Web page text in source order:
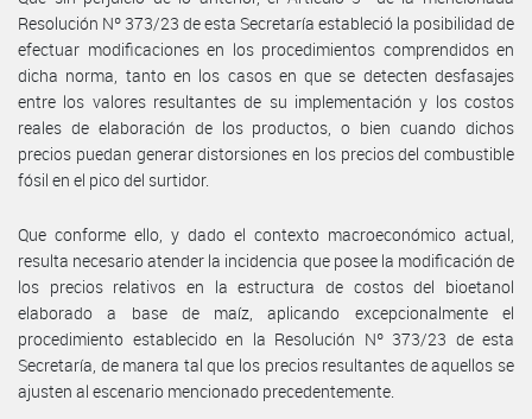
Resolución Nº 373/23 de esta Secretaría estableció la posibilidad de
efectuar modificaciones en los procedimientos comprendidos en
dicha norma, tanto en los casos en que se detecten desfasajes
entre los valores resultantes de su implementación y los costos
reales de elaboración de los productos, o bien cuando dichos
precios puedan generar distorsiones en los precios del combustible
fósil en el pico del surtidor.
Que conforme ello, y dado el contexto macroeconómico actual,
resulta necesario atender la incidencia que posee la modificación de
los precios relativos en la estructura de costos del bioetanol
elaborado a base de maíz, aplicando excepcionalmente el
procedimiento establecido en la Resolución Nº 373/23 de esta
Secretaría, de manera tal que los precios resultantes de aquellos se
ajusten al escenario mencionado precedentemente.